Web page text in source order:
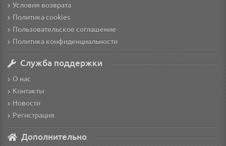
Условия возврата
Политика cookies
Пользовательское соглашение
Политика конфиденциальности
Служба поддержки
О нас
Контакты
Новости
Регистрация
Дополнительно